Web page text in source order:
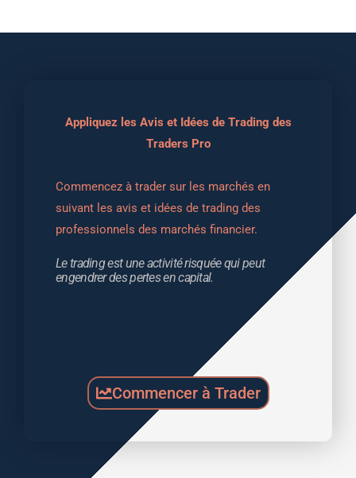
Appliquez les Avis et Idées de Trading des
Traders Pro
Commencez à trader sur les marchés en
suivant les avis et idées de trading des
professionnels des marchés financier.
Le trading est une activité risquée qui peut
engendrer des pertes en capital.
Commencer à Trader